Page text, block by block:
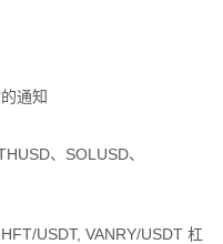
通知
、SOLUSD、
USDT, VANRY/USDT 杠